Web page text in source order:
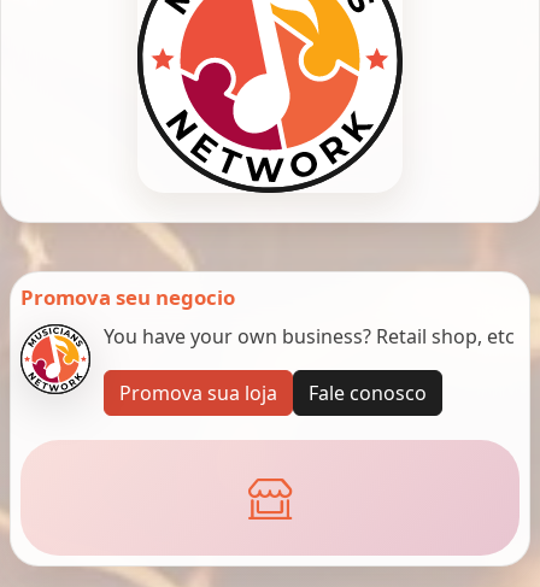
Promova seu negocio
You have your own business? Retail shop, etc
Promova sua loja Fale conosco